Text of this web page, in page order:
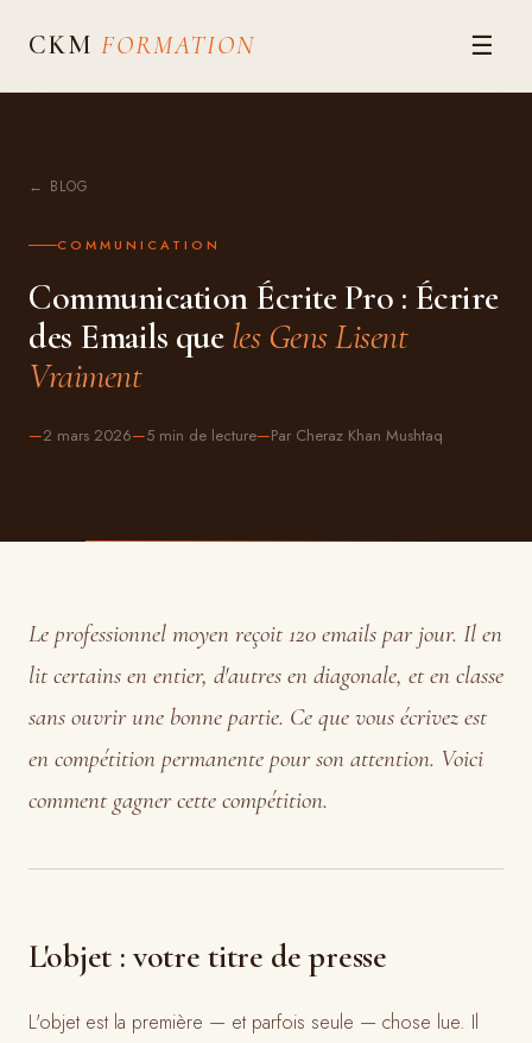
CKM FORMATION ☰
← BLOG
COMMUNICATION
Communication Écrite Pro : Écrire
des Emails queles Gens Lisent
Vraiment
—2 mars 2026—5 min de lecture—Par Cheraz Khan Mushtaq
Le professionnel moyen reçoit 120 emails par jour. Il en
lit certains en entier, d'autres en diagonale, et en classe
sans ouvrir une bonne partie. Ce que vous écrivez est
en compétition permanente pour son attention. Voici
comment gagner cette compétition.
L'objet : votre titre de presse
L'objet est la première — et parfois seule — chose lue. Il